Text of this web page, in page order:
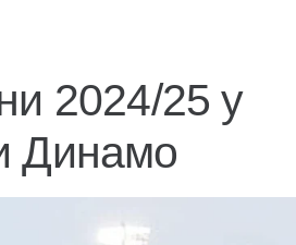
2024/25 у
Динамо